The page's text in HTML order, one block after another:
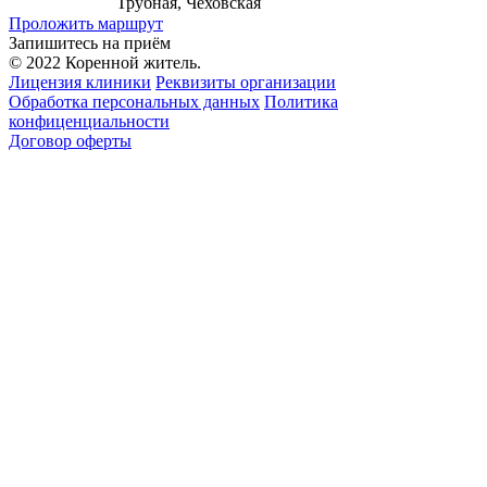
Проложить маршрут
Запишитесь на приём
© 2022 Коренной житель.
Лицензия клиники Реквизиты организации
Обработка персональных данных Политика
конфиценциальности
Договор оферты